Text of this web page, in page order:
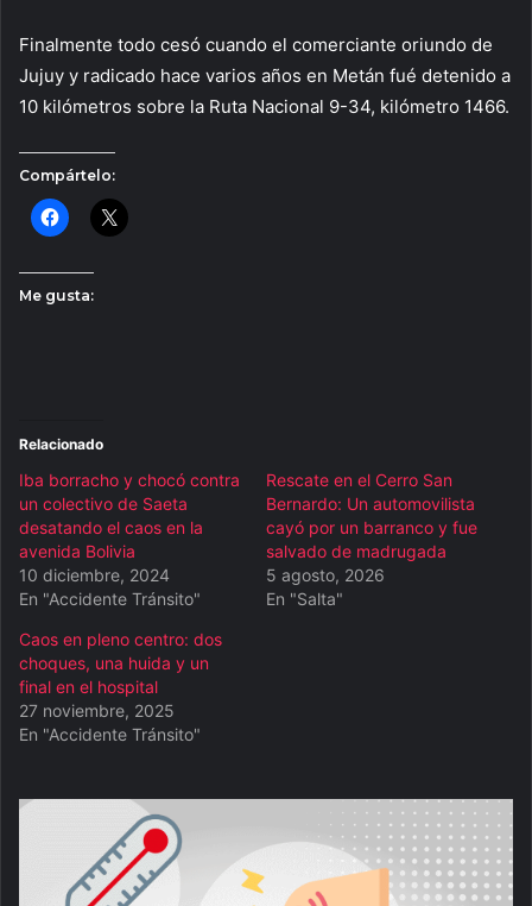
Finalmente todo cesó cuando el comerciante oriundo de
Jujuy y radicado hace varios años en Metán fué detenido a
10 kilómetros sobre la Ruta Nacional 9-34, kilómetro 1466.
Compártelo:
Me gusta:
Relacionado
Iba borracho y chocó contra
un colectivo de Saeta
desatando el caos en la
avenida Bolivia
10 diciembre, 2024
En "Accidente Tránsito"
Rescate en el Cerro San
Bernardo: Un automovilista
cayó por un barranco y fue
salvado de madrugada
5 agosto, 2026
En "Salta"
Caos en pleno centro: dos
choques, una huida y un
final en el hospital
27 noviembre, 2025
En "Accidente Tránsito"